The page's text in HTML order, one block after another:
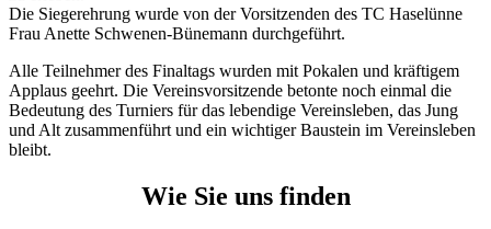
Die Siegerehrung wurde von der Vorsitzenden des TC Haselünne
Frau Anette Schwenen-Bünemann durchgeführt.
Alle Teilnehmer des Finaltags wurden mit Pokalen und kräftigem
Applaus geehrt. Die Vereinsvorsitzende betonte noch einmal die
Bedeutung des Turniers für das lebendige Vereinsleben, das Jung
und Alt zusammenführt und ein wichtiger Baustein im Vereinsleben
bleibt.
Wie Sie uns finden